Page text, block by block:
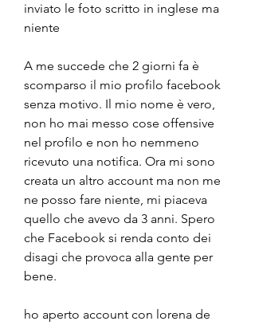
inviato le foto scritto in inglese ma
niente
A me succede che 2 giorni fa è
scomparso il mio profilo facebook
senza motivo. Il mio nome è vero,
non ho mai messo cose offensive
nel profilo e non ho nemmeno
ricevuto una notifica. Ora mi sono
creata un altro account ma non me
ne posso fare niente, mi piaceva
quello che avevo da 3 anni. Spero
che Facebook si renda conto dei
disagi che provoca alla gente per
bene.
ho aperto account con lorena de